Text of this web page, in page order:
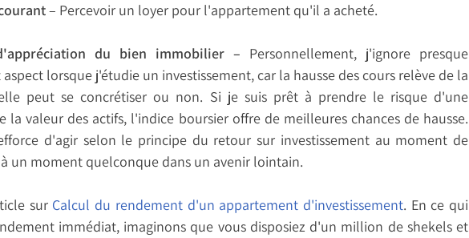
– Percevoir un loyer pour l'appartement qu'il a acheté.
du bien immobilier – Personnellement, j'ignore presque
lorsque j'étudie un investissement, car la hausse des cours relève de la
peut se concrétiser ou non. Si je suis prêt à prendre le risque d'une
la valeur des actifs, l'indice boursier offre de meilleures chances de hausse.
d'agir selon le principe du retour sur investissement au moment de
un moment quelconque dans un avenir lointain.
sur Calcul du rendement d'un appartement d'investissement. En ce qui
immédiat, imaginons que vous disposiez d'un million de shekels et